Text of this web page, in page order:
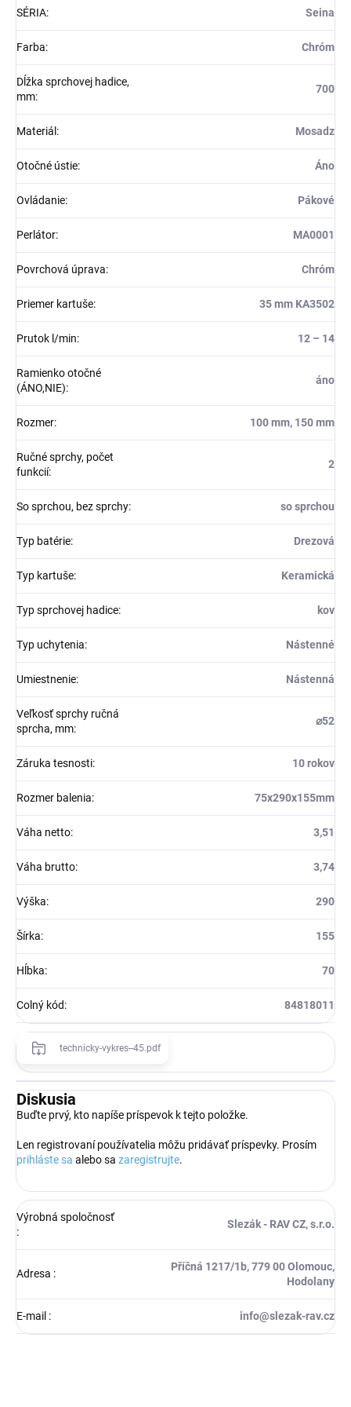
SÉRIA: Seina
Farba: Chróm
Dĺžka sprchovej hadice,
mm:
700
Materiál : Mosadz
Otočné ústie: Áno
Ovládanie: Pákové
Perlátor: MA0001
Povrchová úprava: Chróm
Priemer kartuše: 35 mm KA3502
Prutok l/min: 12 – 14
Ramienko otočné
(ÁNO,NIE):
áno
Rozmer: 100 mm, 150 mm
Ručné sprchy, počet
funkcií:
2
So sprchou, bez sprchy: so sprchou
Typ batérie: Drezová
Typ kartuše: Keramická
Typ sprchovej hadice: kov
Typ uchytenia: Nástenné
Umiestnenie: Nástenná
Veľkosť sprchy ručná
sprcha, mm:
⌀52
Záruka tesnosti: 10 rokov
Rozmer balenia: 75x290x155mm
Váha netto: 3,51
Váha brutto: 3,74
Výška: 290
Šírka: 155
Hĺbka: 70
Colný kód: 84818011
technicky-vykres--45.pdf
Diskusia
Buďte prvý, kto napíše príspevok k tejto položke.
Len registrovaní používatelia môžu pridávať príspevky. Prosím
prihláste sa alebo sa zaregistrujte.
Výrobná spoločnosť
:
Slezák - RAV CZ, s.r.o.
Adresa :
Příčná 1217/1b, 779 00 Olomouc,
Hodolany
E-mail : info@slezak-rav.cz